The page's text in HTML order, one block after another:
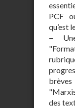
PCF
qu’est
–
des